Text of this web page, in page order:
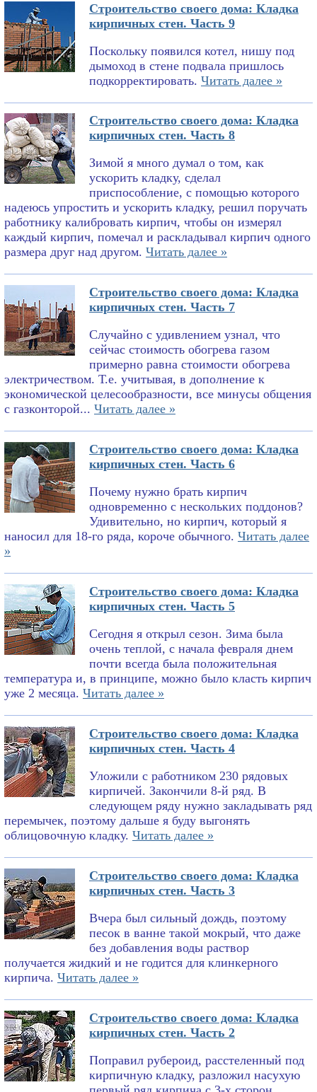
Строительство своего дома: Кладка
кирпичных стен. Часть 9
Поскольку появился котел, нишу под
дымоход в стене подвала пришлось
подкорректировать. Читать далее »
Строительство своего дома: Кладка
кирпичных стен. Часть 8
Зимой я много думал о том, как
ускорить кладку, сделал
приспособление, с помощью которого
надеюсь упростить и ускорить кладку, решил поручать
работнику калибровать кирпич, чтобы он измерял
каждый кирпич, помечал и раскладывал кирпич одного
размера друг над другом. Читать далее »
Строительство своего дома: Кладка
кирпичных стен. Часть 7
Случайно с удивлением узнал, что
сейчас стоимость обогрева газом
примерно равна стоимости обогрева
электричеством. Т.е. учитывая, в дополнение к
экономической целесообразности, все минусы общения
с газконторой... Читать далее »
Строительство своего дома: Кладка
кирпичных стен. Часть 6
Почему нужно брать кирпич
одновременно с нескольких поддонов?
Удивительно, но кирпич, который я
наносил для 18-го ряда, короче обычного. Читать далее
»
Строительство своего дома: Кладка
кирпичных стен. Часть 5
Сегодня я открыл сезон. Зима была
очень теплой, с начала февраля днем
почти всегда была положительная
температура и, в принципе, можно было класть кирпич
уже 2 месяца. Читать далее »
Строительство своего дома: Кладка
кирпичных стен. Часть 4
Уложили с работником 230 рядовых
кирпичей. Закончили 8-й ряд. В
следующем ряду нужно закладывать ряд
перемычек, поэтому дальше я буду выгонять
облицовочную кладку. Читать далее »
Строительство своего дома: Кладка
кирпичных стен. Часть 3
Вчера был сильный дождь, поэтому
песок в ванне такой мокрый, что даже
без добавления воды раствор
получается жидкий и не годится для клинкерного
кирпича. Читать далее »
Строительство своего дома: Кладка
кирпичных стен. Часть 2
Поправил рубероид, расстеленный под
кирпичную кладку, разложил насухую